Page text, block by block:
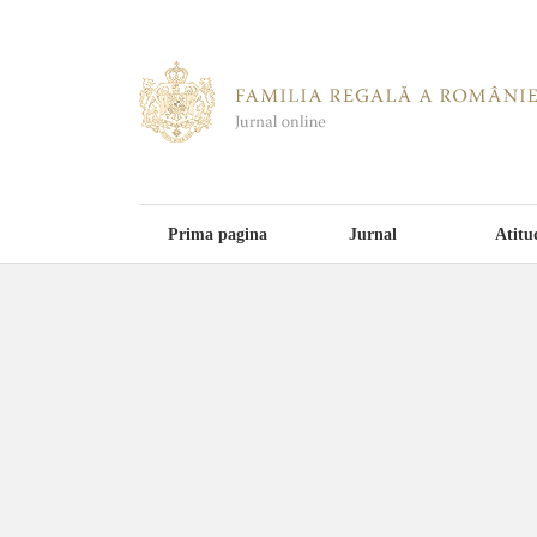
Prima pagina Jurnal